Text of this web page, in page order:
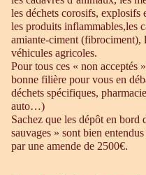
les déchets corosifs, explosifs
les produits inflammables,les
amiante-ciment (fibrociment),
véhicules agricoles.
Pour tous ces « non acceptés
bonne filière pour vous en
déchets spécifiques,
auto…)
Sachez que les dépôt en
sauvages » sont bien
par une amende de 2500€.